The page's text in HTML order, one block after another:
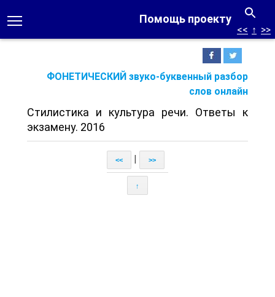
Помощь проекту
ФОНЕТИЧЕСКИЙ звуко-буквенный разбор
слов онлайн
<< ↑ >>
Стилистика и культура речи. Ответы к
экзамену. 2016
<< >>
↑